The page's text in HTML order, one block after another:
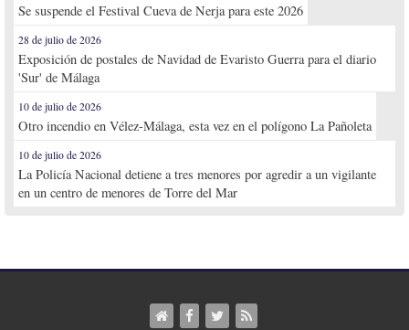
Se suspende el Festival Cueva de Nerja para este 2026
28 de julio de 2026
Exposición de postales de Navidad de Evaristo Guerra para el diario
'Sur' de Málaga
10 de julio de 2026
Otro incendio en Vélez-Málaga, esta vez en el polígono La Pañoleta
10 de julio de 2026
La Policía Nacional detiene a tres menores por agredir a un vigilante
en un centro de menores de Torre del Mar